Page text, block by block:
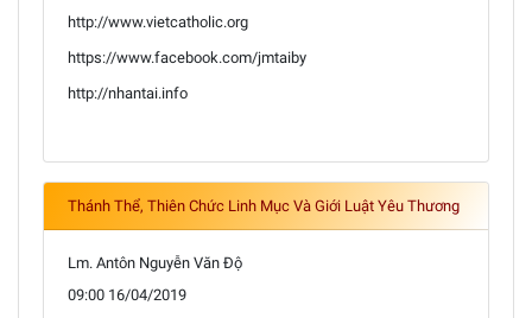
http://www.vietcatholic.org
https://www.facebook.com/jmtaiby
http://nhantai.info
Thánh Thể, Thiên Chức Linh Mục Và Giới Luật Yêu Thương
Lm. Antôn Nguyễn Văn Độ
09:00 16/04/2019